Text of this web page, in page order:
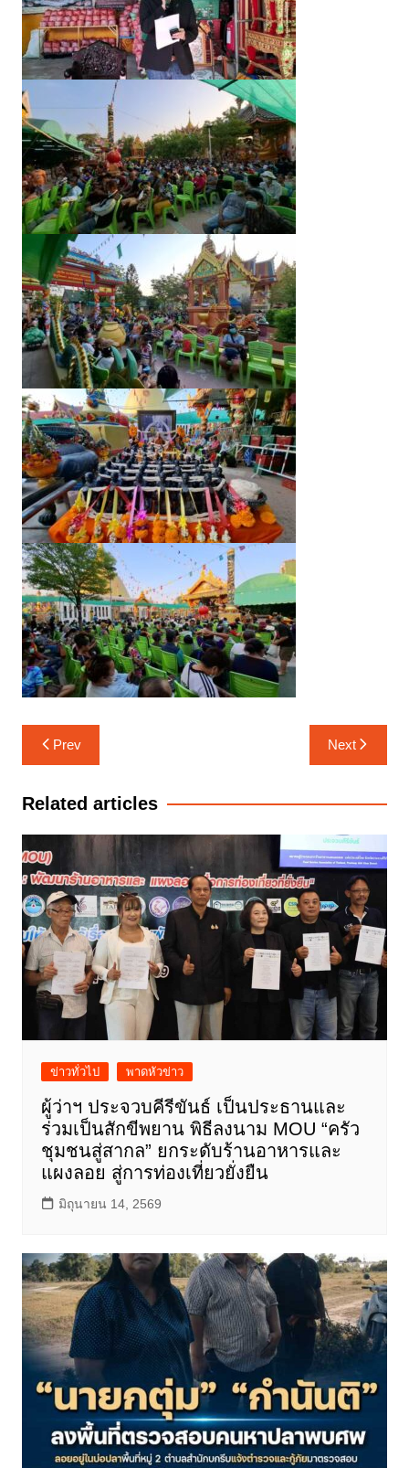
แนะแนว
เรื่อง
Prev Next
Related articles
ข่าวทั่วไป พาดหัวข่าว
ผู้ว่าฯ ประจวบคีรีขันธ์ เป็นประธานและ
ร่วมเป็นสักขีพยาน พิธีลงนาม MOU “ครัว
ชุมชนสู่สากล” ยกระดับร้านอาหารและ
แผงลอย สู่การท่องเที่ยวยั่งยืน
มิถุนายน 14, 2569